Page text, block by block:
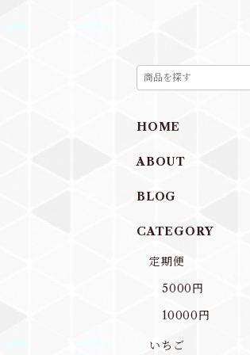
HOME
ABOUT
BLOG
CATEGORY
定期便
5000円
10000円
いちご